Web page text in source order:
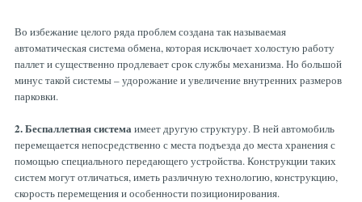
Во избежание целого ряда проблем создана так называемая
автоматическая система обмена, которая исключает холостую работу
паллет и существенно продлевает срок службы механизма. Но большой
минус такой системы – удорожание и увеличение внутренних размеров
парковки.
2. Беспаллетная системаимеет другую структуру. В ней автомобиль
перемещается непосредственно с места подъезда до места хранения с
помощью специального передающего устройства. Конструкции таких
систем могут отличаться, иметь различную технологию, конструкцию,
скорость перемещения и особенности позиционирования.